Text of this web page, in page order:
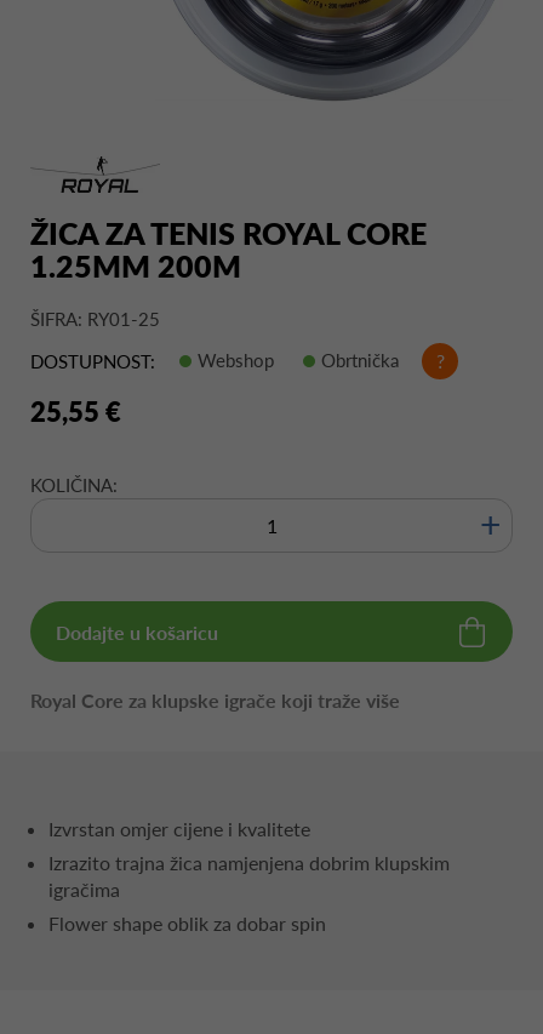
ŽICA ZA TENIS ROYAL CORE
1.25MM 200M
ŠIFRA: RY01-25
DOSTUPNOST:
Webshop Obrtnička ?
25,55 €
KOLIČINA:
+
Dodajte u košaricu
Royal Core za klupske igrače koji traže više
Izvrstan omjer cijene i kvalitete
Izrazito trajna žica namjenjena dobrim klupskim
igračima
Flower shape oblik za dobar spin